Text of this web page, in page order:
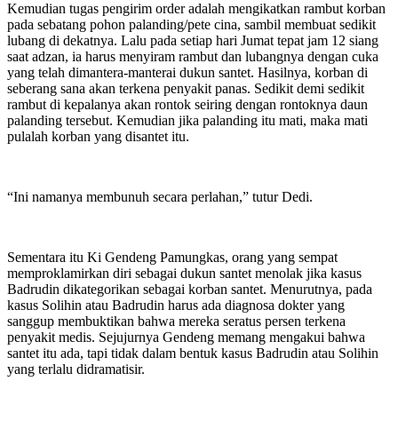
Kemudian tugas pengirim order adalah mengikatkan rambut korban
pada sebatang pohon palanding/pete cina, sambil membuat sedikit
lubang di dekatnya. Lalu pada setiap hari Jumat tepat jam 12 siang
saat adzan, ia harus menyiram rambut dan lubangnya dengan cuka
yang telah dimantera-manterai dukun santet. Hasilnya, korban di
seberang sana akan terkena penyakit panas. Sedikit demi sedikit
rambut di kepalanya akan rontok seiring dengan rontoknya daun
palanding tersebut. Kemudian jika palanding itu mati, maka mati
pulalah korban yang disantet itu.
“Ini namanya membunuh secara perlahan,” tutur Dedi.
Sementara itu Ki Gendeng Pamungkas, orang yang sempat
memproklamirkan diri sebagai dukun santet menolak jika kasus
Badrudin dikategorikan sebagai korban santet. Menurutnya, pada
kasus Solihin atau Badrudin harus ada diagnosa dokter yang
sanggup membuktikan bahwa mereka seratus persen terkena
penyakit medis. Sejujurnya Gendeng memang mengakui bahwa
santet itu ada, tapi tidak dalam bentuk kasus Badrudin atau Solihin
yang terlalu didramatisir.